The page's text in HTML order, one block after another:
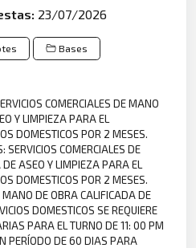
23/07/2026
Bases
COMERCIALES DE MANO
Y LIMPIEZA PARA EL
DOMESTICOS POR 2 MESES.
SERVICIOS COMERCIALES DE
ASEO Y LIMPIEZA PARA EL
DOMESTICOS POR 2 MESES.
MANO DE OBRA CALIFICADA DE
DOMESTICOS SE REQUIERE
PARA EL TURNO DE 11: 00 PM
PERÍODO DE 60 DIAS PARA